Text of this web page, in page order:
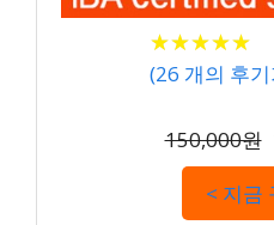
★★★★★
★★★★★
(26 개의 후
150,000원
< 지금